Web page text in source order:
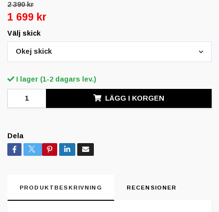
2 390 kr
1 699 kr
Välj skick
Okej skick
I lager (1-2 dagars lev.)
LÄGG I KORGEN
Dela
PRODUKTBESKRIVNING RECENSIONER